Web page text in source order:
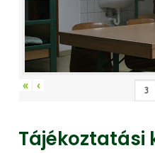
« ‹
Tájékoztatási